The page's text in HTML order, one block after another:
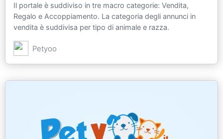
Il portale è suddiviso in tre macro categorie: Vendita,
Regalo e Accoppiamento. La categoria degli annunci in
vendita è suddivisa per tipo di animale e razza.
Petyoo